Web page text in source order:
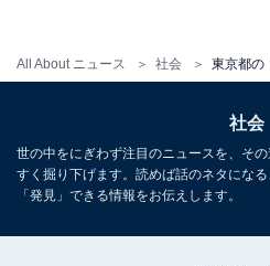
All About ニュース 社会
社会
世の中をにぎわず注目のニュースを、そ
すく掘り下げます。読めば話のネタにな
「発見」できる情報をお伝えします。